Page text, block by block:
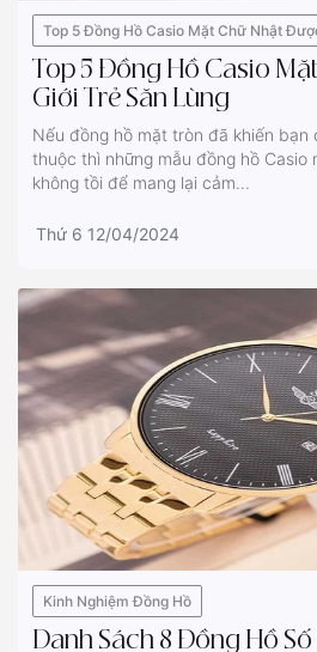
Top 5 Đồng Hồ Casio Mặt Chữ Nhật
Top 5 Đồng Hồ Casio
Giới Trẻ Săn Lùng
Nếu đồng hồ mặt tròn đã khiến bạn
thuộc thì những mẫu đồng hồ Casio
không tồi để mang lại cảm...
Thứ 6 12/04/2024
Kinh Nghiệm Đồng Hồ
Danh Sách 8 Đồng Hồ